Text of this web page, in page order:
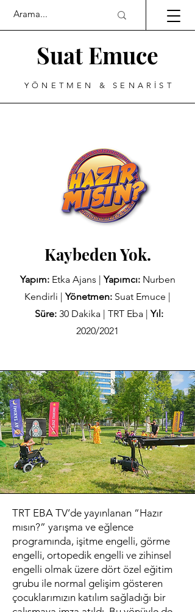
Suat Emuce
YÖNETMEN & SENARİST
Kaybeden Yok.
Yapım: Etka Ajans |Yapımcı: Nurben
Kendirli |Yönetmen: Suat Emuce |
Süre: 30Dakika | TRT Eba |Yıl:
2020/2021
TRT EBA TV’de yayınlanan “Hazır
mısın?” yarışma ve eğlence
programında, işitme engelli, görme
engelli, ortopedik engelli ve zihinsel
engelli olmak üzere dört özel eğitim
grubu ile normal gelişim gösteren
çocuklarımızın katılım sağladığı bir